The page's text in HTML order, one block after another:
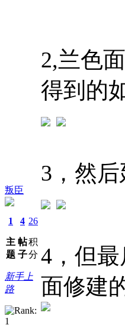
叛臣
1
主
题
4
帖
子
26
积
分
新手上
路
2,兰色
得到的
3，然
4，但
面修建